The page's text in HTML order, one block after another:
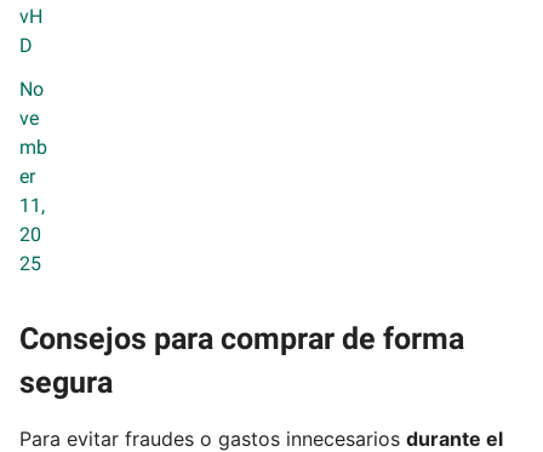
vH
D
No
ve
mb
er
11,
20
25
Consejos para comprar de forma
segura
Para evitar fraudes o gastos innecesarios durante el